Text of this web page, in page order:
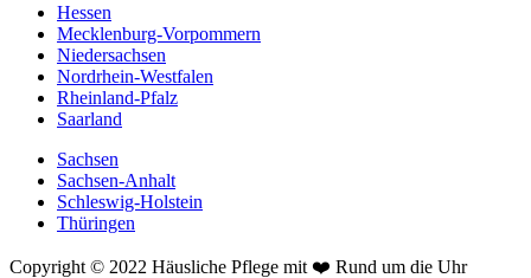
Hessen
Mecklenburg-Vorpommern
Niedersachsen
Nordrhein-Westfalen
Rheinland-Pfalz
Saarland
Sachsen
Sachsen-Anhalt
Schleswig-Holstein
Thüringen
Copyright © 2022 Häusliche Pflege mit ❤️ Rund um die Uhr